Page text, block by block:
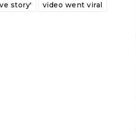
story'
video went viral